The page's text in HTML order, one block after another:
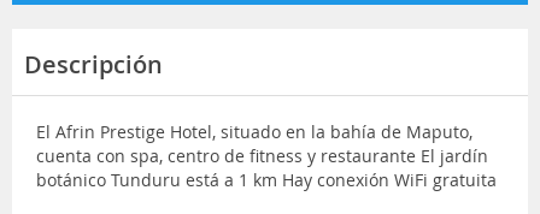
Descripción
El Afrin Prestige Hotel, situado en la bahía de Maputo,
cuenta con spa, centro de fitness y restaurante El jardín
botánico Tunduru está a 1 km Hay conexión WiFi gratuita